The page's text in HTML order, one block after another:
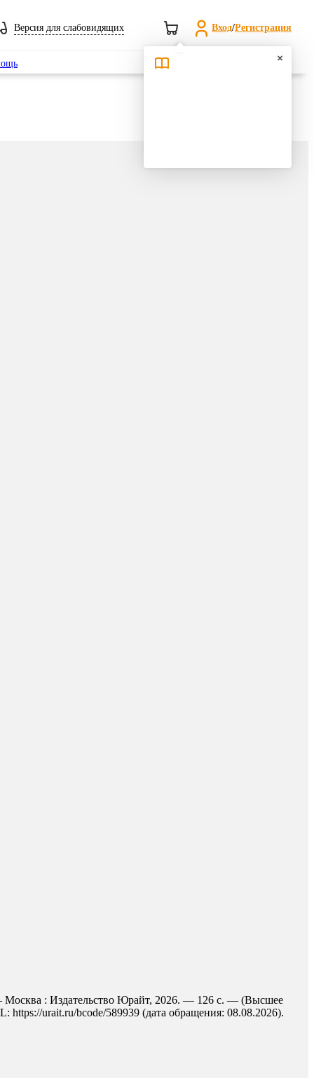
Версия для слабовидящих Вход/Регистрация
Поиск
: Издательство Юрайт, 2026. — 126 с. — (Высшее
urait.ru/bcode/589939 (дата обращения: 08.08.2026).